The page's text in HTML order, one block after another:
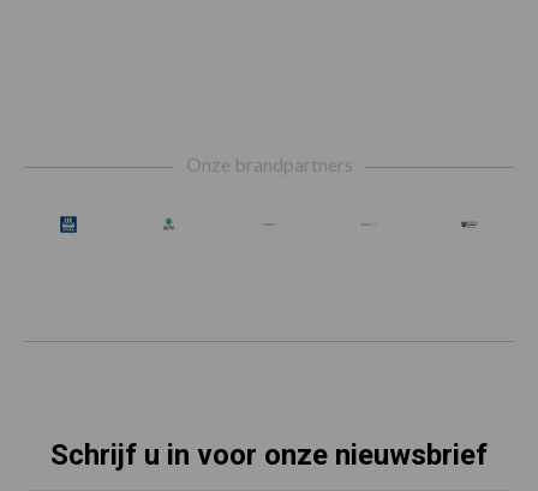
Onze brandpartners
Schrijf u in voor onze nieuwsbrief